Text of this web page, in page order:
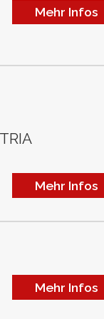
Mehr Infos
Mehr Infos
Mehr Infos